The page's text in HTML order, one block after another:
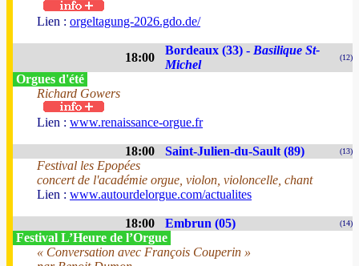
Lien : orgeltagung-2026.gdo.de/
18:00
Bordeaux (33) - Basilique St-
Michel
(12)
Orgues d'été
Richard Gowers
Lien : www.renaissance-orgue.fr
18:00 Saint-Julien-du-Sault (89) (13)
Festival les Epopées
concert de l'académie orgue, violon, violoncelle, chant
Lien : www.autourdelorgue.com/actualites
18:00 Embrun (05) (14)
Festival L’Heure de l’Orgue
« Conversation avec François Couperin »